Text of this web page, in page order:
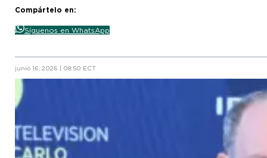
Compártelo en:
Síguenos en WhatsApp
junio 16, 2026 | 08:50 ECT